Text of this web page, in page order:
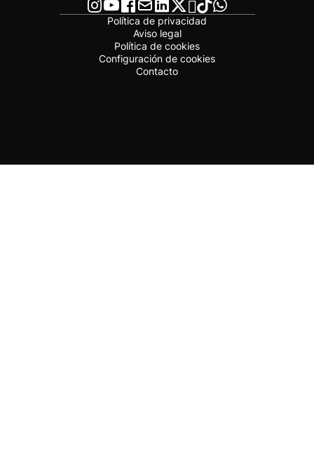
Política de privacidad
Aviso legal
Política de cookies
Configuración de cookies
Contacto